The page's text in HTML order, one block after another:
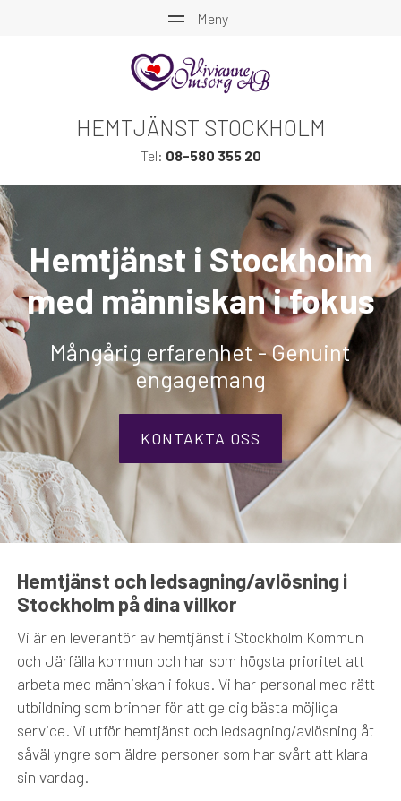
HEMTJÄNST STOCKHOLM
Tel: 08-580 355 20
Hemtjänst i Stockholm
med människan i fokus
Mångårig erfarenhet - Genuint
engagemang
KONTAKTA OSS
Hemtjänst och ledsagning/avlösning i
Stockholm på dina villkor
Vi är en leverantör av hemtjänst i Stockholm Kommun
och Järfälla kommun och har som högsta prioritet att
arbeta med människan i fokus. Vi har personal med rätt
utbildning som brinner för att ge dig bästa möjliga
service. Vi utför hemtjänst och ledsagning/avlösning åt
såväl yngre som äldre personer som har svårt att klara
sin vardag.